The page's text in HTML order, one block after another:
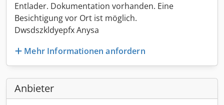
Entlader. Dokumentation vorhanden. Eine
Besichtigung vor Ort ist möglich.
Dwsdszkldyepfx Anysa
Mehr Informationen anfordern
Anbieter